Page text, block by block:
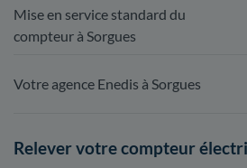
Mise en service standard du
compteur à Sorgues
Votre agence Enedis à Sorgues
Relever votre compteur